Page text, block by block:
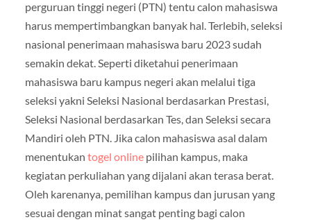
perguruan tinggi negeri (PTN) tentu calon mahasiswa
harus mempertimbangkan banyak hal. Terlebih, seleksi
nasional penerimaan mahasiswa baru 2023 sudah
semakin dekat. Seperti diketahui penerimaan
mahasiswa baru kampus negeri akan melalui tiga
seleksi yakni Seleksi Nasional berdasarkan Prestasi,
Seleksi Nasional berdasarkan Tes, dan Seleksi secara
Mandiri oleh PTN. Jika calon mahasiswa asal dalam
menentukan togel onlinepilihan kampus, maka
kegiatan perkuliahan yang dijalani akan terasa berat.
Oleh karenanya, pemilihan kampus dan jurusan yang
sesuai dengan minat sangat penting bagi calon